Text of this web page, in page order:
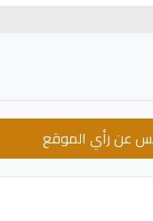
عن رأي الموقع